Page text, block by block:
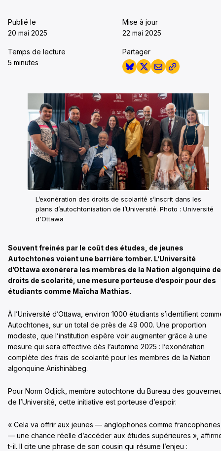
Publié le
20 mai 2025
Mise à jour
22 mai 2025
Temps de lecture
5 minutes
Partager
L’exonération des droits de scolarité s’inscrit dans les
plans d’autochtonisation de l’Université. Photo : Université
d'Ottawa
Souvent freinés par le coût des études, de jeunes
Autochtones voient une barrière tomber. L’Université
d’Ottawa exonérera les membres de la Nation algonquine de
droits de scolarité , une mesure porteuse d’espoir pour des
étudiants comme Maïcha Mathias.
À l’Université d’Ottawa, environ 1000 étudiants s’identifient
Autochtones, sur un total de près de 49 000. Une proportion
modeste, que l’institution espère voir augmenter grâce à une
mesure qui sera effective dès l’automne 2025 : l’exonération
complète des frais de scolarité pour les membres de la Nation
algonquine Anishinàbeg.
Pour Norm Odjick, membre autochtone du Bureau des
de l’Université, cette initiative est porteuse d’espoir.
« Cela va offrir aux jeunes — anglophones comme francophones
— une chance réelle d’accéder aux études supérieures »,
t-il. Il cite une phrase de son cousin qui résume l’enjeu :